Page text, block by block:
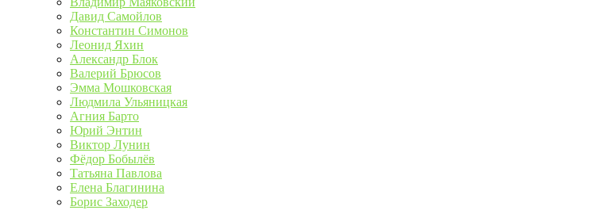
Давид Самойлов
Константин Симонов
Леонид Яхин
Александр Блок
Валерий Брюсов
Эмма Мошковская
Людмила Ульяницкая
Агния Барто
Юрий Энтин
Виктор Лунин
Фёдор Бобылёв
Татьяна Павлова
Елена Благинина
Борис Заходер